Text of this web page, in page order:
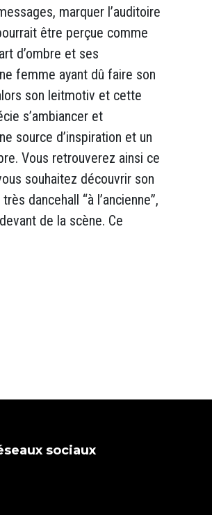
marquer l’auditoire
être perçue comme
d’ombre et ses
femme ayant dû faire son
son leitmotiv et cette
s’ambiancer et
source d’inspiration et un
Vous retrouverez ainsi ce
souhaitez découvrir son
dancehall “à l’ancienne”,
de la scène. Ce
sociaux